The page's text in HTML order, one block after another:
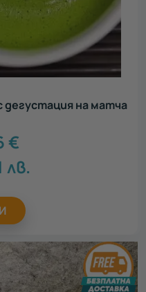
дегустация на матча
€
лв.